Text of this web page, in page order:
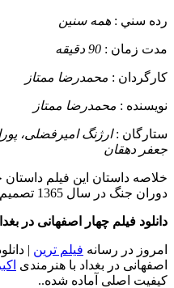
رده سني : همه سنین
مدت زمان : 90 دقیقه
کارگردان : محمدرضا ممتاز
نويسنده : محمدرضا ممتاز
ستارگان :ارژنگ امیرفضلی،
جعفر دهقان
خلاصه داستان این فیلم
دوران جنگ در سال 1365 تصمیم میگیرند که از کشور فرار کنند.....
دانلود فیلم چهار اصفهانی در
امروز در رسانه فیلم ترین
اصفهانی در بغداد با هنرمندی
کیفیت اصلی آماده شده..